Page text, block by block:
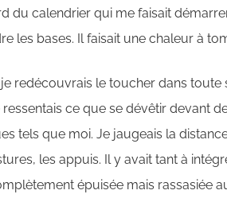
du calendrier qui me faisait
les bases. Il faisait une chaleur à
redécouvrais le toucher dans toute
ce que se dévêtir devant
tels que moi. Je jaugeais la
les appuis. Il y avait tant à
épuisée mais rassasiée